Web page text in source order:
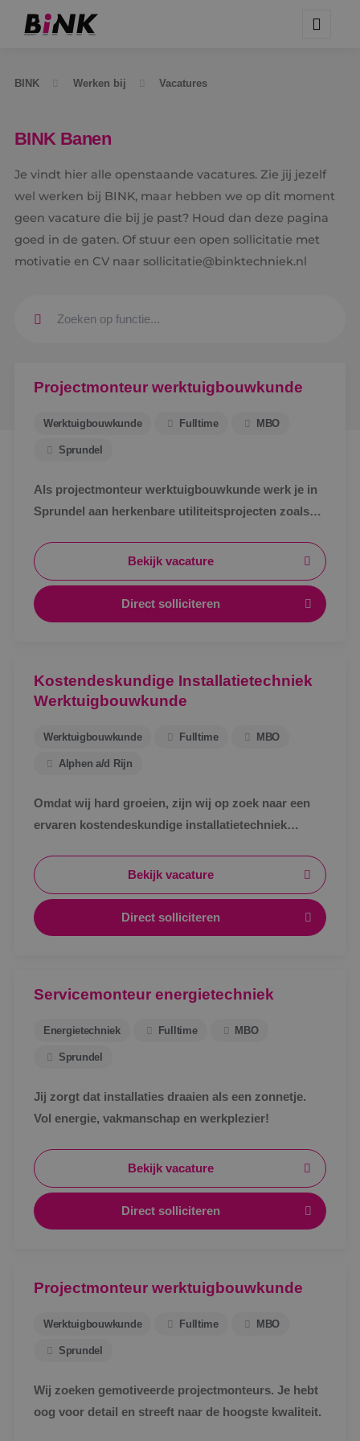
BINK Werken bij Vacatures
BINK Banen
Je vindt hier alle openstaande vacatures. Zie jij jezelf
wel werken bij BINK, maar hebben we op dit moment
geen vacature die bij je past? Houd dan deze pagina
goed in de gaten. Of stuur een open sollicitatie met
motivatie en CV naar sollicitatie@binktechniek.nl
Projectmonteur werktuigbouwkunde
Werktuigbouwkunde Fulltime MBO
Sprundel
Als projectmonteur werktuigbouwkunde werk je in
Sprundel aan herkenbare utiliteitsprojecten zoals
zichtbaar resultaat en korte lijnen.
Bekijk vacature
Direct solliciteren
Kostendeskundige Installatietechniek
Werktuigbouwkunde
Werktuigbouwkunde Fulltime MBO
Alphen a/d Rijn
Omdat wij hard groeien, zijn wij op zoek naar een
ervaren kostendeskundige installatietechniek
Bekijk vacature
Direct solliciteren
Servicemonteur energietechniek
Energietechniek Fulltime MBO
Sprundel
Jij zorgt dat installaties draaien als een zonnetje.
Vol energie, vakmanschap en werkplezier!
Bekijk vacature
Direct solliciteren
Projectmonteur werktuigbouwkunde
Werktuigbouwkunde Fulltime MBO
Sprundel
Wij zoeken gemotiveerde projectmonteurs. Je hebt
oog voor detail en streeft naar de hoogste kwaliteit.